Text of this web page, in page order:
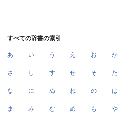
すべての辞書の索引
あ い う え お か
さ し す せ そ た
な に ぬ ね の は
ま み む め も や